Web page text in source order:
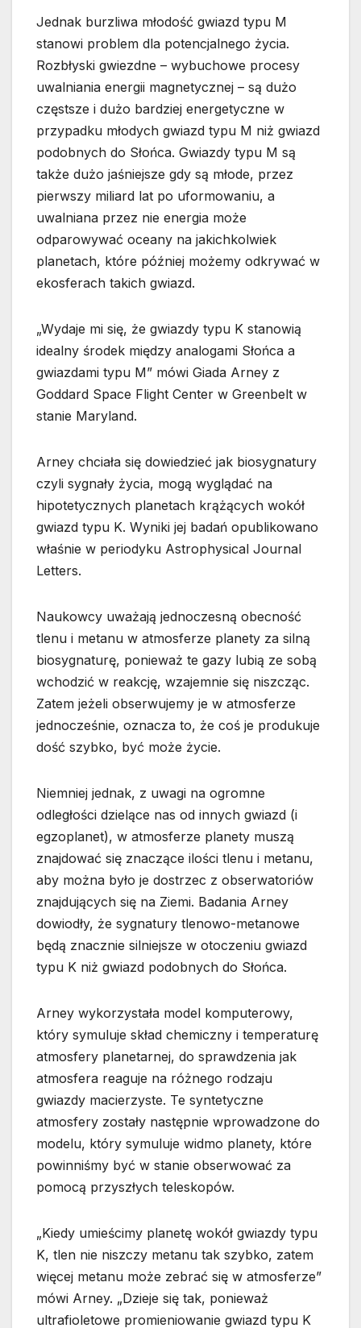
Jednak burzliwa młodość gwiazd typu M
stanowi problem dla potencjalnego życia.
Rozbłyski gwiezdne – wybuchowe procesy
uwalniania energii magnetycznej – są dużo
częstsze i dużo bardziej energetyczne w
przypadku młodych gwiazd typu M niż gwiazd
podobnych do Słońca. Gwiazdy typu M są
także dużo jaśniejsze gdy są młode, przez
pierwszy miliard lat po uformowaniu, a
uwalniana przez nie energia może
odparowywać oceany na jakichkolwiek
planetach, które później możemy odkrywać w
ekosferach takich gwiazd.
„Wydaje mi się, że gwiazdy typu K stanowią
idealny środek między analogami Słońca a
gwiazdami typu M” mówi Giada Arney z
Goddard Space Flight Center w Greenbelt w
stanie Maryland.
Arney chciała się dowiedzieć jak biosygnatury
czyli sygnały życia, mogą wyglądać na
hipotetycznych planetach krążących wokół
gwiazd typu K. Wyniki jej badań opublikowano
właśnie w periodyku Astrophysical Journal
Letters.
Naukowcy uważają jednoczesną obecność
tlenu i metanu w atmosferze planety za silną
biosygnaturę, ponieważ te gazy lubią ze sobą
wchodzić w reakcję, wzajemnie się niszcząc.
Zatem jeżeli obserwujemy je w atmosferze
jednocześnie, oznacza to, że coś je produkuje
dość szybko, być może życie.
Niemniej jednak, z uwagi na ogromne
odległości dzielące nas od innych gwiazd (i
egzoplanet), w atmosferze planety muszą
znajdować się znaczące ilości tlenu i metanu,
aby można było je dostrzec z obserwatoriów
znajdujących się na Ziemi. Badania Arney
dowiodły, że sygnatury tlenowo-metanowe
będą znacznie silniejsze w otoczeniu gwiazd
typu K niż gwiazd podobnych do Słońca.
Arney wykorzystała model komputerowy,
który symuluje skład chemiczny i temperaturę
atmosfery planetarnej, do sprawdzenia jak
atmosfera reaguje na różnego rodzaju
gwiazdy macierzyste. Te syntetyczne
atmosfery zostały następnie wprowadzone do
modelu, który symuluje widmo planety, które
powinniśmy być w stanie obserwować za
pomocą przyszłych teleskopów.
„Kiedy umieścimy planetę wokół gwiazdy typu
K, tlen nie niszczy metanu tak szybko, zatem
więcej metanu może zebrać się w atmosferze”
mówi Arney. „Dzieje się tak, ponieważ
ultrafioletowe promieniowanie gwiazd typu K